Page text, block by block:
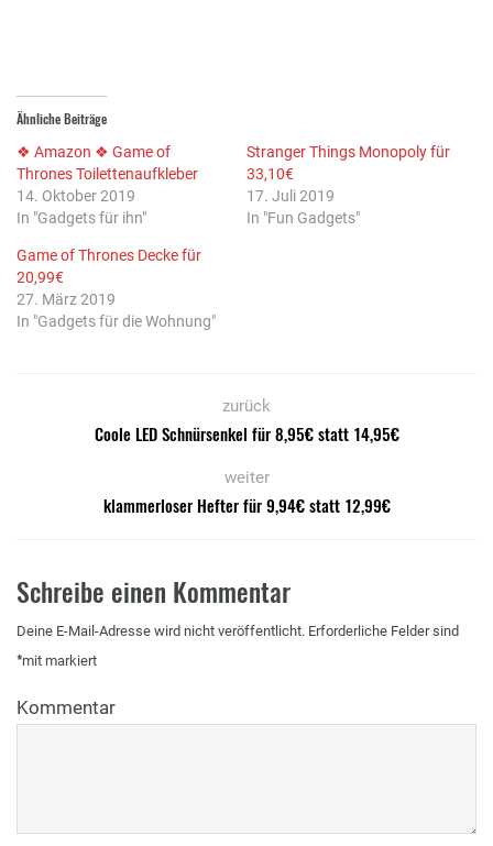
Ähnliche Beiträge
❖ Amazon ❖ Game of
Thrones Toilettenaufkleber
14. Oktober 2019
In "Gadgets für ihn"
Stranger Things Monopoly für
33,10€
17. Juli 2019
In "Fun Gadgets"
Game of Thrones Decke für
20,99€
27. März 2019
In "Gadgets für die Wohnung"
zurück
Coole LED Schnürsenkel für 8,95€ statt 14,95€
weiter
klammerloser Hefter für 9,94€ statt 12,99€
Schreibe einen Kommentar
Deine E-Mail-Adresse wird nicht veröffentlicht. Erforderliche Felder sind
mit
* markiert
Kommentar